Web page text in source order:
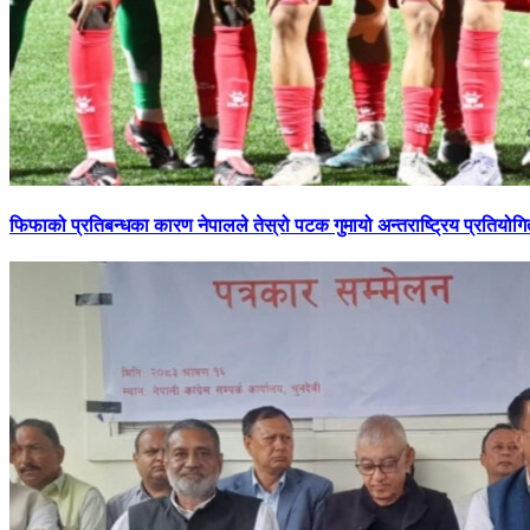
फिफाकोप्रतिबन्धका कारण नेपालले तेस्रो पटक गुमायो अन्तराष्ट्रिय